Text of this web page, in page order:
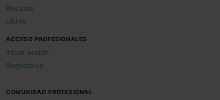
Revistas
Libros
ACCESO PROFESIONALES
Iniciar sesión
Registrarse
COMUNIDAD PROFESIONAL